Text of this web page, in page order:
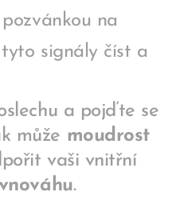
na
signály číst a
a pojďte se
může moudrost
vaši vnitřní
.